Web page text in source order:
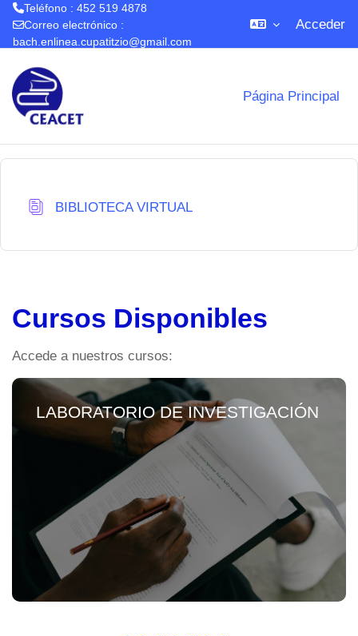
Teléfono : 452 519 4878
Correo electrónico :
bach.enlinea.cupatitzio@gmail.com
Acceder
Página Principal
BIBLIOTECA VIRTUAL
Cursos Disponibles
Accede a nuestros cursos:
LABORATORIO DE INVESTIGACIÓN